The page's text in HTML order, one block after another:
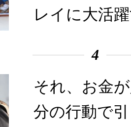
レイに大活
4
それ、お金
分の行動で